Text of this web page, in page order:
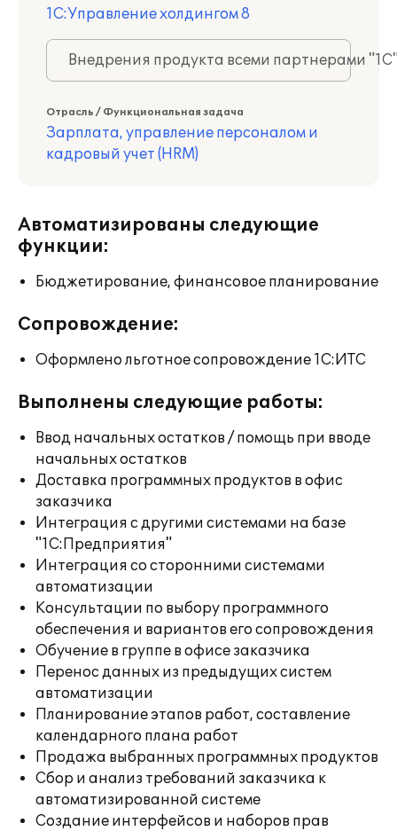
1С:Управление холдингом 8
Внедрения продукта всеми партнерами
Отрасль / Функциональная задача
Зарплата, управление персоналом и
кадровый учет (HRM)
Автоматизированы следующие
функции:
Бюджетирование, финансовое планирование
Сопровождение:
Оформлено льготное сопровождение 1С:ИТС
Выполнены следующие работы:
Ввод начальных остатков / помощь при вводе
начальных остатков
Доставка программных продуктов в офис
заказчика
Интеграция с другими системами на базе
"1С:Предприятия"
Интеграция со сторонними системами
автоматизации
Консультации по выбору программного
обеспечения и вариантов его сопровождения
Обучение в группе в офисе заказчика
Перенос данных из предыдущих систем
автоматизации
Планирование этапов работ, составление
календарного плана работ
Продажа выбранных программных продуктов
Сбор и анализ требований заказчика к
автоматизированной системе
Создание интерфейсов и наборов прав